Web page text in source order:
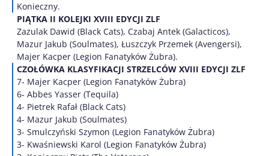
Konieczny.
PIĄTKA II KOLEJKI XVIII EDYCJI ZLF
Zazulak Dawid (Black Cats), Czabaj Antek (Galacticos),
Mazur Jakub (Soulmates), Łuszczyk Przemek (Avengersi),
Majer Kacper (Legion Fanatyków Żubra).
CZOŁÓWKA KLASYFIKACJI STRZELCÓW XVIII EDYCJI ZLF
7- Majer Kacper (Legion Fanatyków Żubra)
6- Abbes Yasser (Tequila)
4- Pietrek Rafał (Black Cats)
4- Mazur Jakub (Soulmates)
3- Smulczyński Szymon (Legion Fanatyków Żubra)
3- Kwaśniewski Karol (Legion Fanatyków Żubra)